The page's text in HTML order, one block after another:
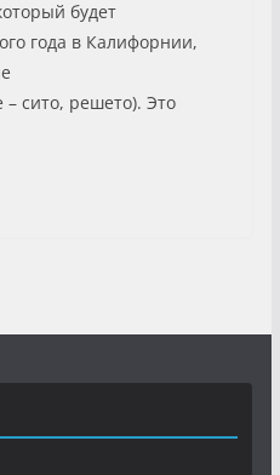
будет
года в Калифорнии,
– сито, решето). Это